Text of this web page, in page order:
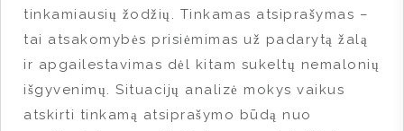
tinkamiausių žodžių. Tinkamas atsiprašymas –
tai atsakomybės prisiėmimas už padarytą žalą
ir apgailestavimas dėl kitam sukeltų nemalonių
išgyvenimų. Situacijų analizė mokys vaikus
atskirti tinkamą atsiprašymo būdą nuo